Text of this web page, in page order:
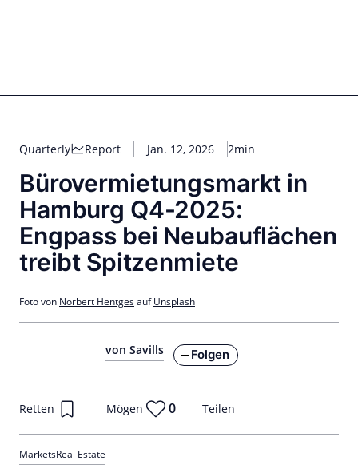
Quarterly Report Jan. 12, 2026 2min
Bürovermietungsmarkt in
Hamburg Q4-2025:
Engpass bei Neubauflächen
treibt Spitzenmiete
von Savills Folgen
Teilen
Retten Mögen 0
MarketsReal Estate
Foto von Norbert HentgesaufUnsplash